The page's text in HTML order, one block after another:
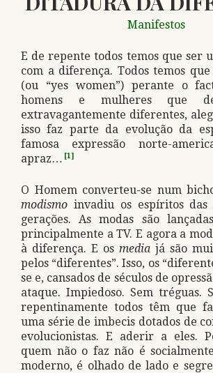
Manifestos
E de repente todos temos que ser
com a diferença. Todos temos que
(ou “yes women”) perante o
homens e mulheres que
extravagantemente diferentes,
isso faz parte da evolução da
famosa expressão norte-
apraz… [1]
O Homem converteu-se num
modismo invadiu os espíritos das
gerações. As modas são
principalmente a TV. E agora a
à diferença. E os media já são
pelos “diferentes”. Isso, os
se e, cansados de séculos de
ataque. Impiedoso. Sem tréguas.
repentinamente todos têm que
uma série de imbecis dotados de
evolucionistas. E aderir a eles.
quem não o faz não é
moderno, é olhado de lado e